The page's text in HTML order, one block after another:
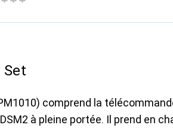
Set
comprend la
à pleine portée. Il prend en